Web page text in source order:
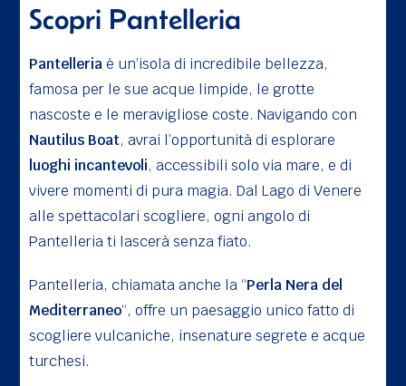
Scopri Pantelleria
Pantelleriaè un’isola di incredibile bellezza,
famosa per le sue acque limpide, le grotte
nascoste e le meravigliose coste. Navigando con
Nautilus Boat, avrai l’opportunità di esplorare
luoghi incantevoli, accessibili solo via mare, e di
vivere momenti di pura magia. Dal Lago di Venere
alle spettacolari scogliere, ogni angolo di
Pantelleria ti lascerà senza fiato.
Pantelleria, chiamata anche la “Perla Nera del
Mediterraneo“, offre un paesaggio unico fatto di
scogliere vulcaniche, insenature segrete e acque
turchesi.